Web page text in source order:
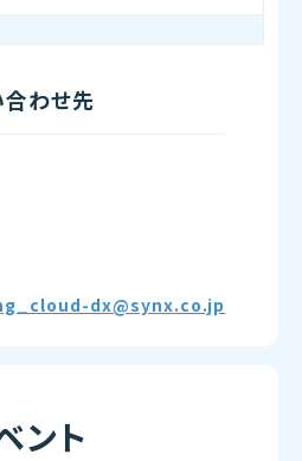
わせ先
dx@synx.co.jp
ント